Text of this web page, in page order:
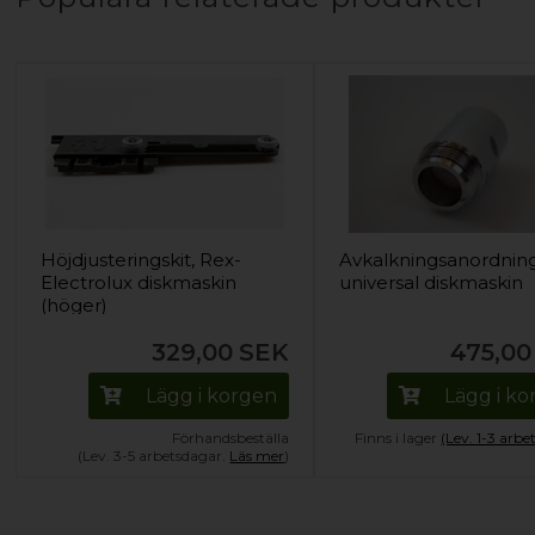
Höjdjusteringskit, Rex-
Electrolux diskmaskin
(höger)
329,00 SEK
Lägg i korgen
Förhandsbeställa
(Lev. 3-5 arbetsdagar. Läs mer)
universal diskmaskin
475,00
Lägg i
Finns i lager (Lev. 1-3